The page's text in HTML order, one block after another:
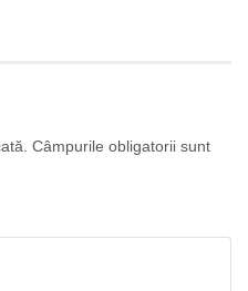
Câmpurile obligatorii sunt